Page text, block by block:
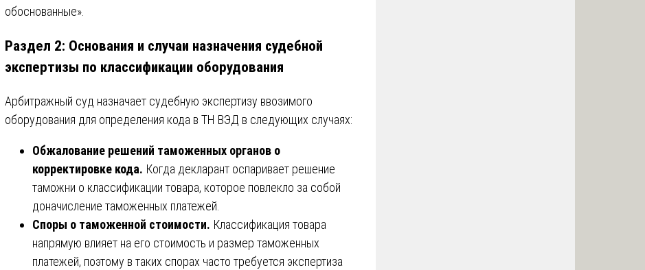
обоснованные».
Раздел 2: Основания и случаи назначения судебной
экспертизы по классификации оборудования
Арбитражный суд назначает судебную экспертизу ввозимого
оборудования для определения кода в ТН ВЭД в следующих случаях:
Обжалование решений таможенных органов о
корректировке кода. Когда декларант оспаривает решение
таможни о классификации товара, которое повлекло за собой
доначисление таможенных платежей.
Споры о таможенной стоимости. Классификация товара
напрямую влияет на его стоимость и размер таможенных
платежей, поэтому в таких спорах часто требуется экспертиза